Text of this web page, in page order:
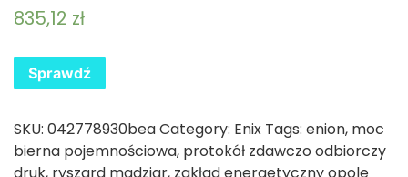
835,12 zł
Sprawdź
SKU: 042778930beaCategory: Enix Tags: enion, moc
bierna pojemnościowa, protokół zdawczo odbiorczy
druk, ryszard madziar, zakład energetyczny opole